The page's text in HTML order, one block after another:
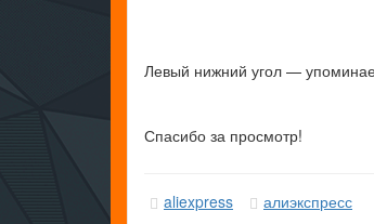
Левый нижний угол —
Спасибо за просмотр!
aliexpress алиэкспресс